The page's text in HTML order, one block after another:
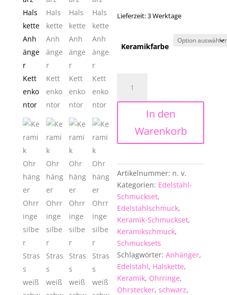
Lieferzeit:3 Werktage
Keramikfarbe
Keramik-
Schmuckset
Ohrhänger
Anhänger
in
weiß
oder
schwarz
Menge
In den
Warenkorb
Artikelnummer: n. v.
Kategorien: Edelstahl-
Schmuckset,
Edelstahlschmuck,
Keramik-Schmuckset,
Keramikschmuck,
Schmucksets
Schlagwörter:Anhänger,
Edelstahl, Halskette,
Keramik, Ohrringe,
Ohrstecker,schwarz,